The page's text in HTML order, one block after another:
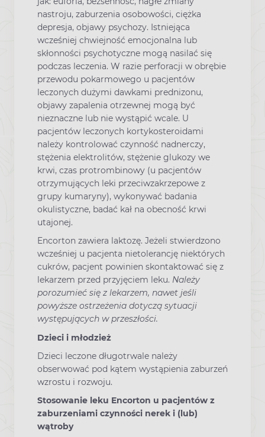
nastroju, zaburzenia osobowości, ciężka
depresja, objawy psychozy. Istniejąca
wcześniej chwiejność emocjonalna lub
skłonności psychotyczne mogą nasilać się
podczas leczenia. W razie perforacji w obrębie
przewodu pokarmowego u pacjentów
leczonych dużymi dawkami prednizonu,
objawy zapalenia otrzewnej mogą być
nieznaczne lub nie wystąpić wcale. U
pacjentów leczonych kortykosteroidami
należy kontrolować czynność nadnerczy,
stężenia elektrolitów, stężenie glukozy we
krwi, czas protrombinowy (u pacjentów
otrzymujących leki przeciwzakrzepowe z
grupy kumaryny), wykonywać badania
okulistyczne, badać kał na obecność krwi
utajonej.
Encorton zawiera laktozę. Jeżeli stwierdzono
wcześniej u pacjenta nietolerancję niektórych
cukrów, pacjent powinien skontaktować się z
lekarzem przed przyjęciem leku. Należy
porozumieć się z lekarzem, nawet jeśli
powyższe ostrzeżenia dotyczą sytuacji
występujących w przeszłości.
Dzieci i młodzież
Dzieci leczone długotrwale należy
obserwować pod kątem wystąpienia zaburzeń
wzrostu i rozwoju.
Stosowanie leku Encorton u pacjentów z
zaburzeniami czynności nerek i (lub)
wątroby